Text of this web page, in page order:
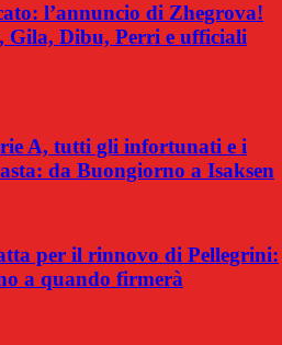
l’annuncio di Zhegrova!
Gila, Dibu, Perri e ufficiali
A, tutti gli infortunati e i
da Buongiorno a Isaksen
per il rinnovo di Pellegrini:
a quando firmerà